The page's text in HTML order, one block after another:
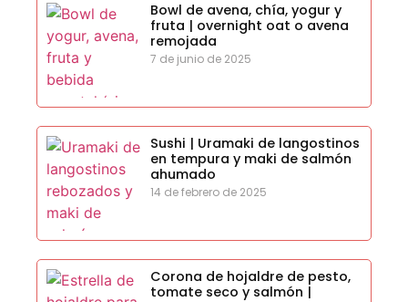
Bowl de avena, chía, yogur y
fruta | overnight oat o avena
remojada
7 de junio de 2025
Sushi | Uramaki de langostinos
en tempura y maki de salmón
ahumado
14 de febrero de 2025
Corona de hojaldre de pesto,
tomate seco y salmón |